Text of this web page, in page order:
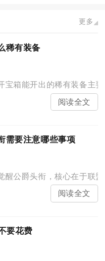
更多
稀有装备
宝箱能开出的稀有装备主
阅读全文
需要注意哪些事项
醒公爵头衔，核心在于联
阅读全文
要花费